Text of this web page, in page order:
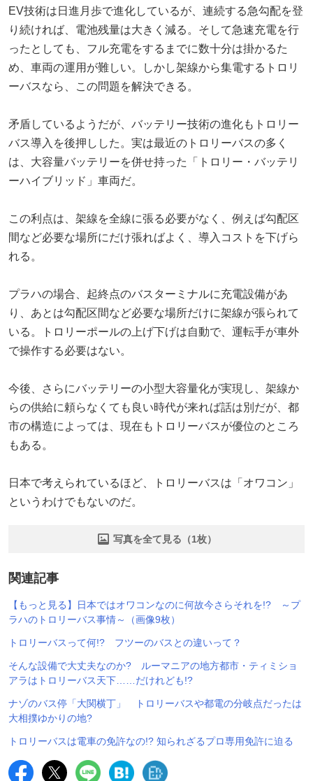
EV技術は日進月歩で進化しているが、連続する急勾配を登
り続ければ、電池残量は大きく減る。そして急速充電を行
ったとしても、フル充電をするまでに数十分は掛かるた
め、車両の運用が難しい。しかし架線から集電するトロリ
ーバスなら、この問題を解決できる。
矛盾しているようだが、バッテリー技術の進化もトロリー
バス導入を後押しした。実は最近のトロリーバスの多く
は、大容量バッテリーを併せ持った「トロリー・バッテリ
ーハイブリッド」車両だ。
この利点は、架線を全線に張る必要がなく、例えば勾配区
間など必要な場所にだけ張ればよく、導入コストを下げら
れる。
プラハの場合、起終点のバスターミナルに充電設備があ
り、あとは勾配区間など必要な場所だけに架線が張られて
いる。トロリーポールの上げ下げは自動で、運転手が車外
で操作する必要はない。
今後、さらにバッテリーの小型大容量化が実現し、架線か
らの供給に頼らなくても良い時代が来れば話は別だが、都
市の構造によっては、現在もトロリーバスが優位のところ
もある。
日本で考えられているほど、トロリーバスは「オワコン」
というわけでもないのだ。
写真を全て見る（1枚）
関連記事
【もっと見る】日本ではオワコンなのに何故今さらそれを!? ～プ
ラハのトロリーバス事情～（画像9枚）
トロリーバスって何!? フツーのバスとの違いって？
そんな設備で大丈夫なのか? ルーマニアの地方都市・ティミショ
アラはトロリーバス天下……だけれども!?
ナゾのバス停「大関横丁」 トロリーバスや都電の分岐点だったは
大相撲ゆかりの地?
トロリーバスは電車の免許なの!? 知られざるプロ専用免許に迫る